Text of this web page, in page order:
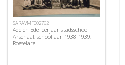
SARAVMF002762
4de en 5de leerjaar stadsschool
Arsenaal, schooljaar 1938-1939,
Roeselare